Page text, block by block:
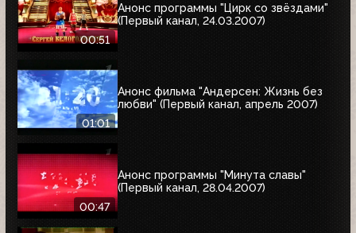
00:51
Анонс программы "Цирк со звёздами"
(Первый канал, 24.03.2007)
01:01
Анонс фильма "Андерсен: Жизнь без
любви" (Первый канал, апрель 2007)
00:47
Анонс программы "Минута славы"
(Первый канал, 28.04.2007)